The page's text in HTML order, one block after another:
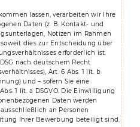
lassen, verarbeiten wir Ihre
Daten (z. B. Kontakt- und
Notizen im Rahmen
dies zur Entscheidung über
erforderlich ist.
nach deutschem Recht
Art. 6 Abs. 1 lit. b
und – sofern Sie eine
1 lit. a DSGVO. Die Einwilligung
Daten werden
an Personen
Ihrer Bewerbung beteiligt sind.